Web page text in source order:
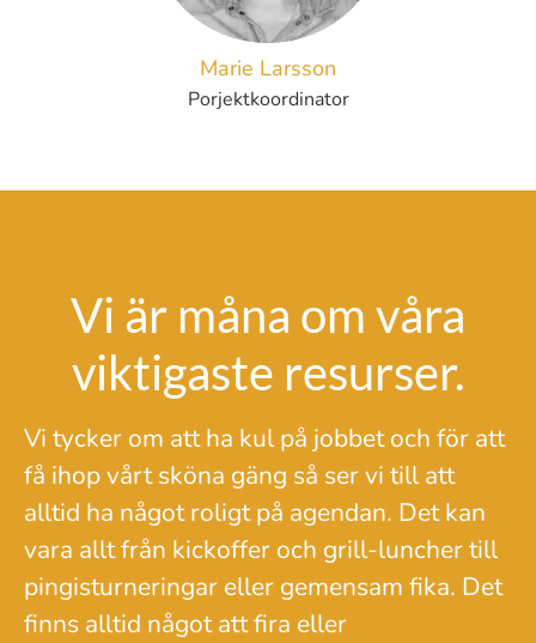
Marie Larsson
Porjektkoordinator
Vi är måna om våra
viktigaste resurser.
Vi tycker om att ha kul på jobbet och för att
få ihop vårt sköna gäng så ser vi till att
alltid ha något roligt på agendan. Det kan
vara allt från kickoffer och grill-luncher till
pingisturneringar eller gemensam fika. Det
finns alltid något att fira eller